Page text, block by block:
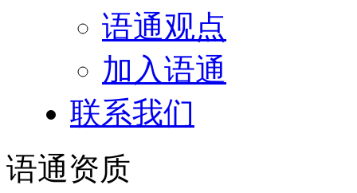
语通观点
加入语通
联系我们
语通资质